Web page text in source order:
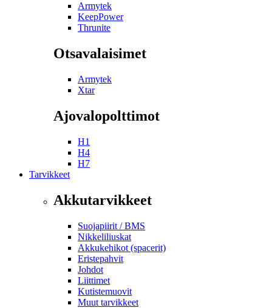
Armytek
KeepPower
Thrunite
Otsavalaisimet
Armytek
Xtar
Ajovalopolttimot
H1
H4
H7
Tarvikkeet
Akkutarvikkeet
Suojapiirit / BMS
Nikkeliliuskat
Akkukehikot (spacerit)
Eristepahvit
Johdot
Liittimet
Kutistemuovit
Muut tarvikkeet